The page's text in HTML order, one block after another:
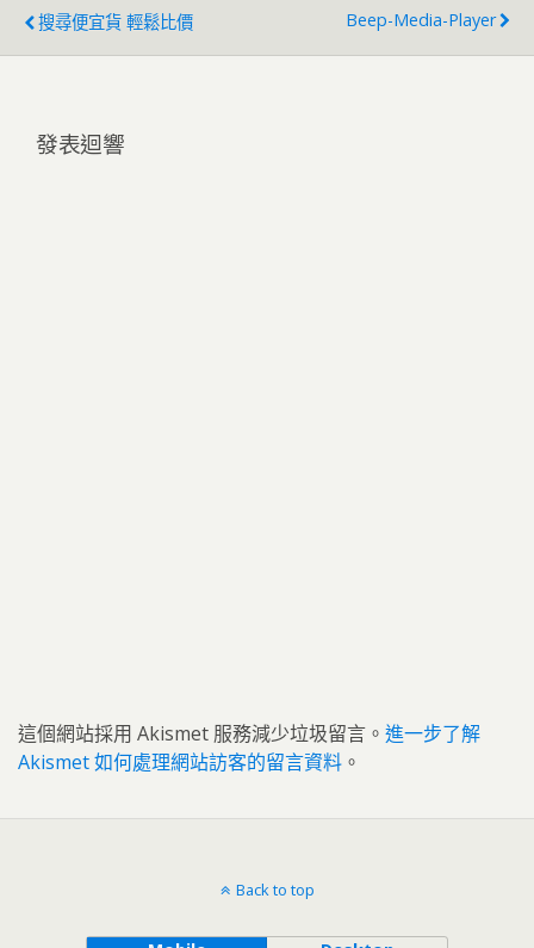
搜尋便宜貨 輕鬆比價
Beep-Media-Player
發表迴響
這個網站採用 Akismet 服務減少垃圾留言。 進一步了解
Akismet 如何處理網站訪客的留言資料 。
Back to top